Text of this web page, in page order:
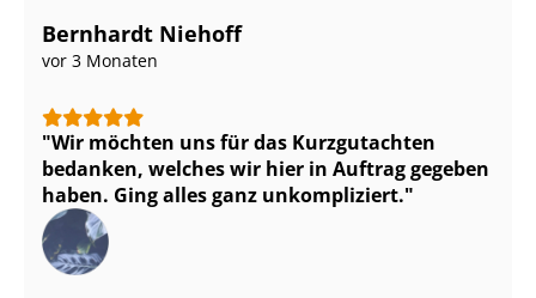
Bernhardt Niehoff
vor 3 Monaten
Wir möchten uns für das Kurzgutachten
bedanken, welches wir hier in Auftrag gegeben
haben. Ging alles ganz unkompliziert.